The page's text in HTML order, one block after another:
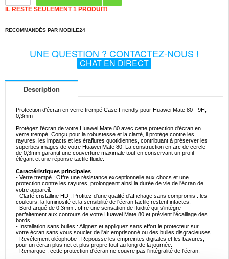
IL RESTE SEULEMENT 1 PRODUIT!
RECOMMANDÉS PAR MOBILE24
UNE QUESTION ? CONTACTEZ-NOUS !
CHAT EN DIRECT
Description
Protection d'écran en verre trempé Case Friendly pour Huawei Mate 80 - 9H,
0,3mm
Protégez l'écran de votre Huawei Mate 80 avec cette protection d'écran en
verre trempé. Conçu pour la robustesse et la clarté, il protège contre les
rayures, les impacts et les éraflures quotidiennes, contribuant à préserver les
superbes images de votre Huawei Mate 80. La construction en arc de cercle
de 0,3mm garantit une couverture maximale tout en conservant un profil
élégant et une réponse tactile fluide.
Caractéristiques principales
- Verre trempé : Offre une résistance exceptionnelle aux chocs et une
protection contre les rayures, prolongeant ainsi la durée de vie de l'écran de
votre appareil.
- Clarté cristalline HD : Profitez d'une qualité d'affichage sans compromis : les
couleurs, la luminosité et la sensibilité de l'écran tactile restent intactes.
- Bord arqué de 0,3mm : offre une sensation de fluidité qui s'intègre
parfaitement aux contours de votre Huawei Mate 80 et prévient l'écaillage des
bords.
- Installation sans bulles : Alignez et appliquez sans effort le protecteur sur
votre écran sans vous soucier de l'air emprisonné ou des bulles disgracieuses.
- Revêtement oléophobe : Repousse les empreintes digitales et les bavures,
pour un écran plus net et plus propre tout au long de la journée.
- Remarque : cette protection d'écran ne couvre pas l'intégralité de l'écran.